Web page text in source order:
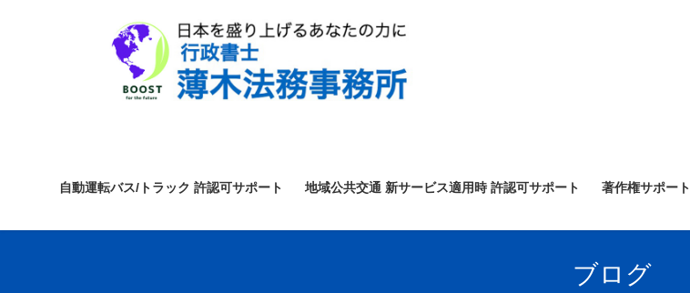
自動運転バス/トラック 許認可サポート 地域公共交通 新サービス適用時 許認可サポート 著作権サポート
ブログ